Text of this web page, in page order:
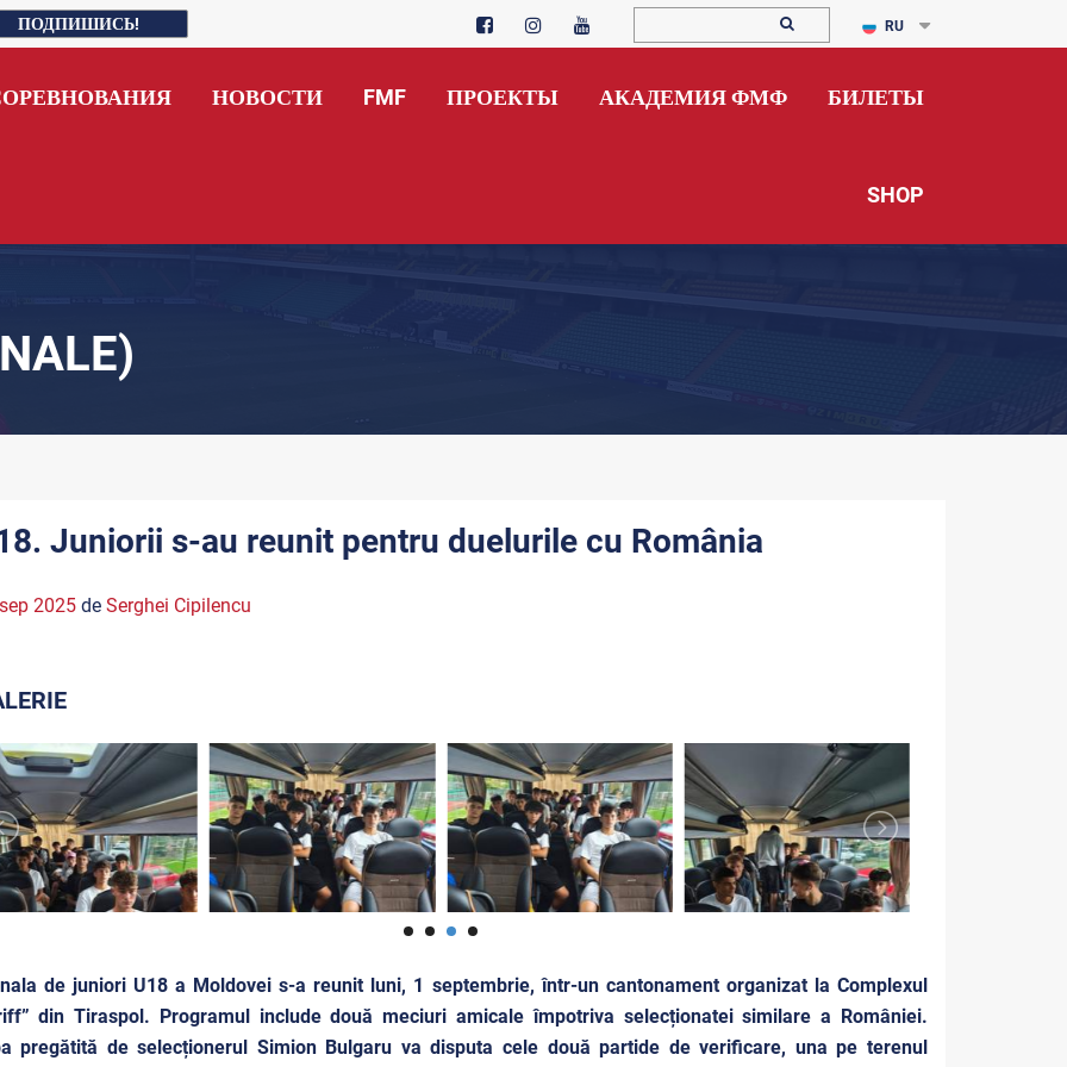
ПОДПИШИСЬ! RU
НОВОСТИ FMF ПРОЕКТЫ АКАДЕМИЯ ФМФ БИЛЕТЫ
SHOP
Juniorii s-au reunit pentru duelurile cu România
2025de Serghei Cipilencu
de juniori U18 a Moldovei s-a reunit luni, 1 septembrie, într-un cantonament organizat la Complexul
din Tiraspol. Programul include două meciuri amicale împotriva selecționatei similare a României.
pregătită de selecționerul Simion Bulgaru va disputa cele două partide de verificare, una pe terenul